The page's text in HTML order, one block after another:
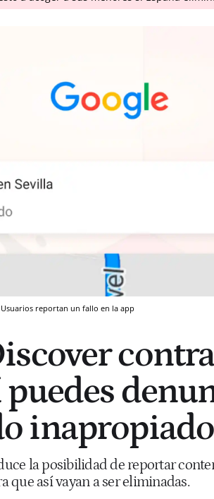
reportan un fallo en la app
puedes
inapropiado
la posibilidad de reportar
que así vayan a ser eliminadas.